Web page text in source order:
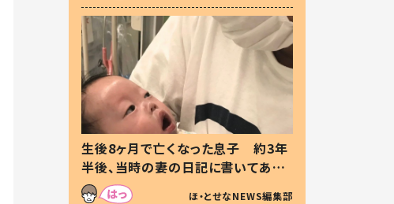
生後8ヶ月で亡くなった息子 約3年
半後、当時の妻の日記に書いてあっ
た本音とは
ほ・とせなNEWS編集部